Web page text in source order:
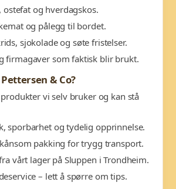
ostefat og hverdagskos.
og pålegg til bordet.
sjokolade og søte fristelser.
firmagaver som faktisk blir brukt.
& Co?
vi selv bruker og kan stå
sporbarhet og tydelig opprinnelse.
pakking for trygg transport.
vårt lager på Sluppen i Trondheim.
– lett å spørre om tips.